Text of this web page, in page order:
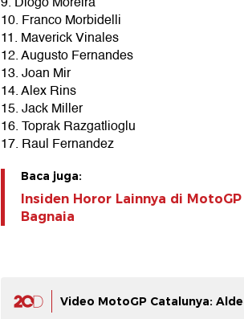
10. Franco Morbidelli
11. Maverick Vinales
12. Augusto Fernandes
13. Joan Mir
14. Alex Rins
15. Jack Miller
16. Toprak Razgatlioglu
17. Raul Fernandez
Baca juga:
Insiden Horor Lainnya di
Bagnaia
Video MotoGP Catalunya: